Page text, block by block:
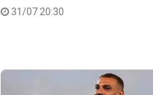
31/07 20:30